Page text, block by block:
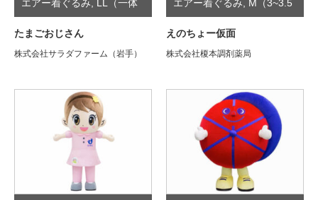
エアー着ぐるみ LL（一体
型）
たまごおじさん
株式会社サラダファーム（岩手）
エアー着ぐるみ M（3~3.5
頭身）
えのちょー仮面
株式会社榎本調剤薬局